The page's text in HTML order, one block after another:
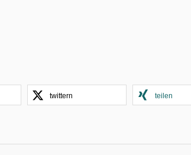
twittern teilen